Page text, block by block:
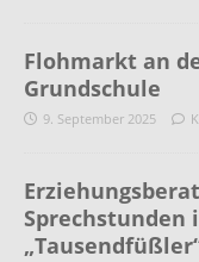
Flohmarkt an
Grundschule
9. September 2025